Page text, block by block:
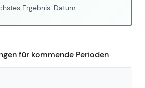
Ergebnis-Datum
für kommende Perioden